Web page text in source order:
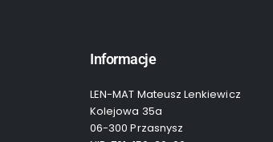
Informacje
LEN-MAT Mateusz Lenkiewicz
Kolejowa 35a
06-300 Przasnysz